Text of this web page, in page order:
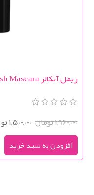
ریمل آنکالر Oncolour Big Lash Mascara
1,960,000 تومان 1,500,000 تومان